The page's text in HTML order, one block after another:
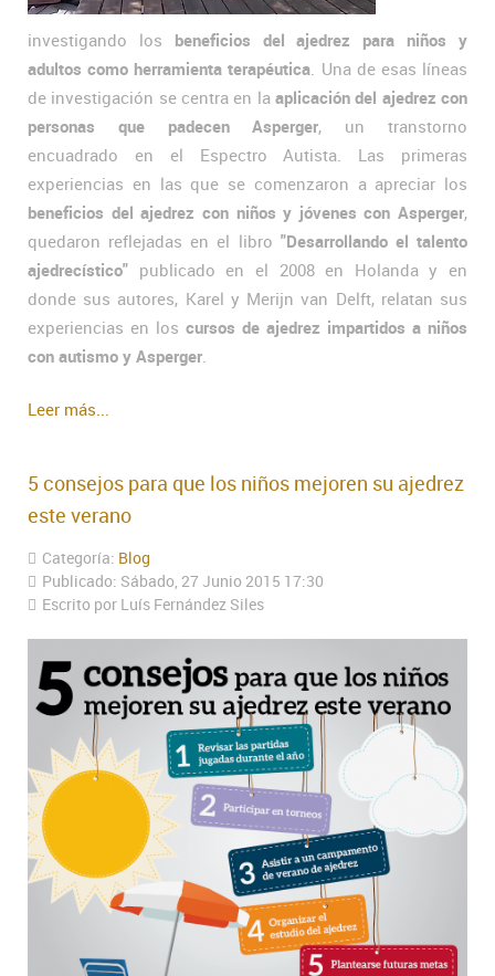
investigando los beneficios del ajedrez para niños y
adultos como herramienta terapéutica . Una de esas líneas
de investigación se centra en la aplicación del ajedrez con
personas que padecen Asperger, un transtorno
encuadrado en el Espectro Autista. Las primeras
experiencias en las que se comenzaron a apreciar los
beneficios del ajedrez con niños y jóvenes con Asperger,
quedaron reflejadas en el libro "Desarrollando el talento
ajedrecístico" publicado en el 2008 en Holanda y en
donde sus autores, Karel y Merijn van Delft, relatan sus
experiencias en los cursos de ajedrez impartidos a niños
con autismo y Asperger
Leer más...
5 consejos para que los niños mejoren su ajedrez
este verano
Categoría: Blog
Publicado: Sábado, 27 Junio 2015 17:30
Escrito por Luís Fernández Siles